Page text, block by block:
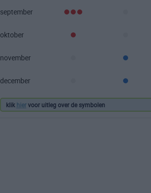
september
oktober
november
december
klik hiervoor uitleg over de symbolen